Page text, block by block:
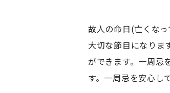
故人の命日(亡くな
大切な節目になりま
ができます。一周忌
す。一周忌を安心し